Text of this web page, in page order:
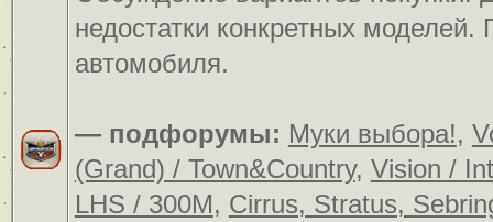
недостатки конкретных
автомобиля.
— подфорумы: Муки выбора!,
(Grand) / Town&Country, Vision /
LHS / 300M, Cirrus, Stratus,